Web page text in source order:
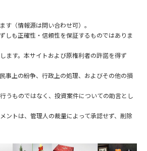
す（情報源は問い合わせ可）。
しも正確性・信頼性を保証するものではありま
ます。本サイトおよび原権利者の許諾を得ず
事上の紛争、行政上の処理、およびその他の損
うものではなく、投資案件についての助言とし
ントは、管理人の裁量によって承認せず、削除